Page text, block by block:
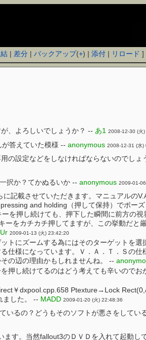
| 差分 |バックアップ(+) |添付 | リロード
、よろしいでしょうか？ -- あ1 2008-12-30 (火
答えていた模様 -- anonymous 2008-12-31 (水)
の設定などをしなければならないのでしょ
択か？てかぬるいか -- anonymous 2009-01-
記載させていただきます。マニュアルの
and holding（押して保持）でポー
を押し続けても、押下した瞬間に前方の
ーをカチカチ押してますが、この挙動だ
Ur 2009-01-13 (火) 23:42:20
トにズームする為にはそのターゲットを
仕様になっています。Ｖ．Ａ．Ｔ．Ｓの
の辺の理由かもしれませんね。 --
押し続けてるのはどう考えても辛いので
￥dxpool.cpp.658 Ptexture→Lock
ました。 -- MADD 2009-01-20 (火) 22:48:36
るの？どうもそのソフトが悪さをしてい
す。当然fallout3のＤＶＤを入れて起動し